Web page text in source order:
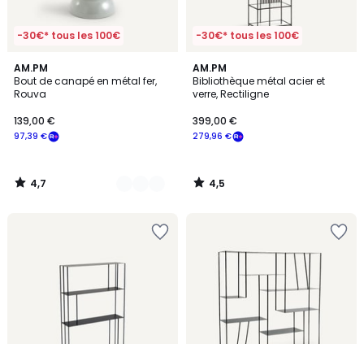
-30€* tous les 100€
AM.PM
Bout de canapé en métal fer,
Rouva
97,39 €
139,00 €
4,7
/ 5
5
Couleurs
4,7
/
-30€* tous les 100€
AM.PM
Bibliothèque métal acier et
verre, Rectiligne
279,96 €
399,00 €
4,5
/ 5
4,5
/